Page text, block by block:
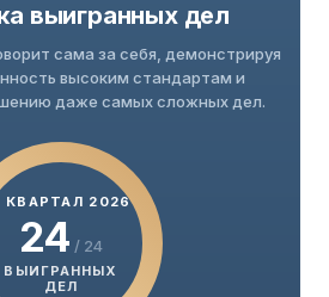
выигранных дел
сама за себя, демонстрируя
высоким стандартам и
даже самых сложных дел.
КВАРТАЛ 2026
24 / 24
ВЫИГРАННЫХ
ДЕЛ